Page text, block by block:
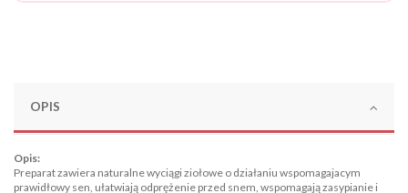
OPIS
Opis:
Preparat zawiera naturalne wyciągi ziołowe o działaniu wspomagajacym
prawidłowy sen, ułatwiają odprężenie przed snem, wspomagają zasypianie i